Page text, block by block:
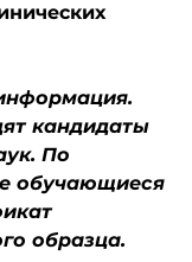
кандидаты
По
обучающиеся
образца.